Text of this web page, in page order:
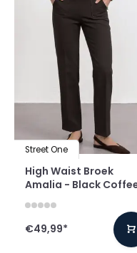
Street One
High Waist Broek
Amalia - Black
€49,99*